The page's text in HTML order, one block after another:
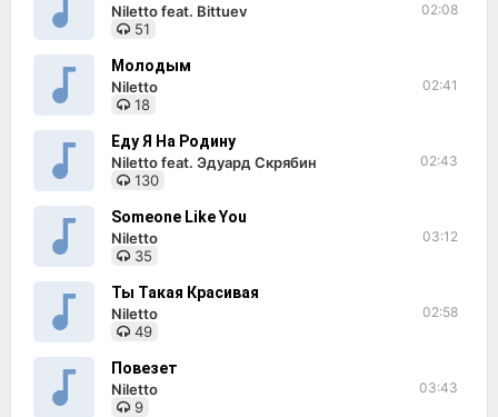
Niletto feat. Bittuev
51
02:08
Молодым
Niletto
18
02:41
Еду Я На Родину
Niletto feat. Эдуард Скрябин
130
02:43
Someone Like You
Niletto
35
03:12
Ты Такая Красивая
Niletto
49
02:58
Повезет
Niletto
9
03:43